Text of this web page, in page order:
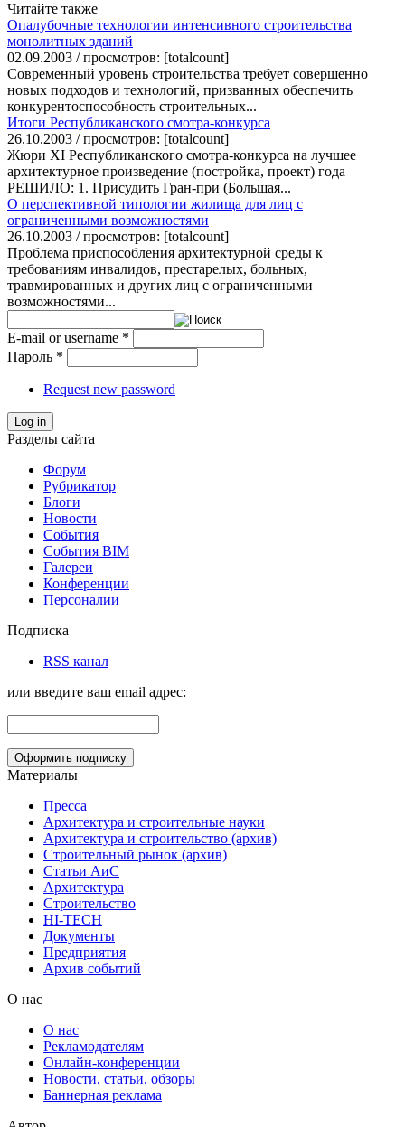
Читайте также
Опалубочные технологии интенсивного строительства
монолитных зданий
02.09.2003 / просмотров: [totalcount]
Современный уровень строительства требует совершенно
новых подходов и технологий, призванных обеспечить
конкурентоспособность строительных...
Итоги Республиканского смотра-конкурса
26.10.2003 / просмотров: [totalcount]
Жюри XI Республиканского смотра-конкурса на лучшее
архитектурное произведение (постройка, проект) года
РЕШИЛО: 1. Присудить Гран-при (Большая...
О перспективной типологии жилища для лиц с
ограниченными возможностями
26.10.2003 / просмотров: [totalcount]
Проблема приспособления архитектурной среды к
требованиям инвалидов, престарелых, больных,
травмированных и других лиц с ограниченными
возможностями...
E-mail or username *
Пароль *
Request new password
Log in
Разделы сайта
Форум
Рубрикатор
Блоги
Новости
События
События BIM
Галереи
Конференции
Персоналии
Подписка
RSS канал
или введите ваш email адрес:
Материалы
Пресса
Архитектура и строительные науки
Архитектура и строительство (архив)
Строительный рынок (архив)
Статьи АиС
Архитектура
Строительство
HI-TECH
Документы
Предприятия
Архив событий
О нас
О нас
Рекламодателям
Онлайн-конференции
Новости, статьи, обзоры
Баннерная реклама